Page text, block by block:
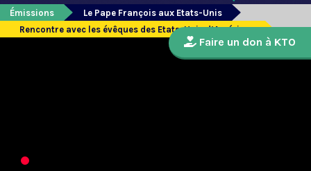
Émissions
Le Pape François aux Etats-Unis
Rencontre avec les évêques des Etats-Unis d’Amérique
Faire un don à KTO